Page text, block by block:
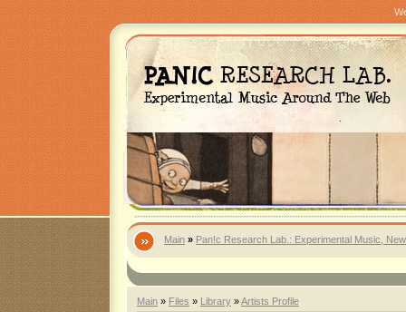
Main » Pan!c Research Lab.: Experimental Music,
Main » Files » Library »Artists Profile